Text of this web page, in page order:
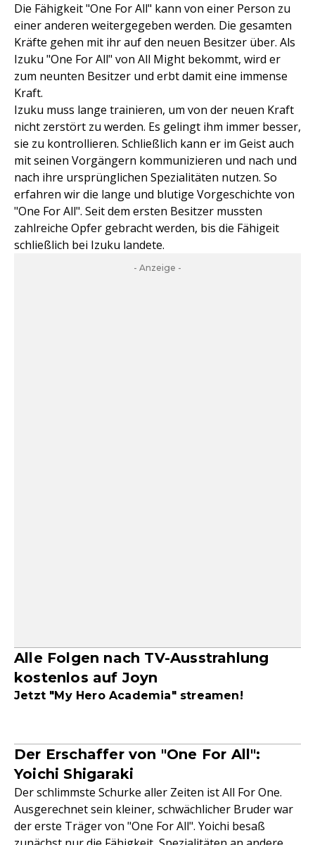
Die Fähigkeit "One For All" kann von einer Person zu
einer anderen weitergegeben werden. Die gesamten
Kräfte gehen mit ihr auf den neuen Besitzer über. Als
Izuku "One For All" von All Might bekommt, wird er
zum neunten Besitzer und erbt damit eine immense
Kraft.
Izuku muss lange trainieren, um von der neuen Kraft
nicht zerstört zu werden. Es gelingt ihm immer besser,
sie zu kontrollieren. Schließlich kann er im Geist auch
mit seinen Vorgängern kommunizieren und nach und
nach ihre ursprünglichen Spezialitäten nutzen. So
erfahren wir die lange und blutige Vorgeschichte von
"One For All". Seit dem ersten Besitzer mussten
zahlreiche Opfer gebracht werden, bis die Fähigeit
schließlich bei Izuku landete.
- Anzeige -
Alle Folgen nach TV-Ausstrahlung
kostenlos auf Joyn
Jetzt "My Hero Academia" streamen!
Der Erschaffer von "One For All":
Yoichi Shigaraki
Der schlimmste Schurke aller Zeiten ist All For One.
Ausgerechnet sein kleiner, schwächlicher Bruder war
der erste Träger von "One For All". Yoichi besaß